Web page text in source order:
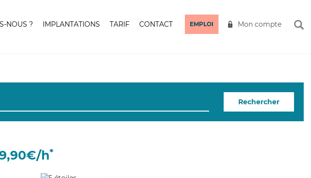
NOUS ? IMPLANTATIONS TARIF CONTACT EMPLOI Mon compte
Rechercher
h*